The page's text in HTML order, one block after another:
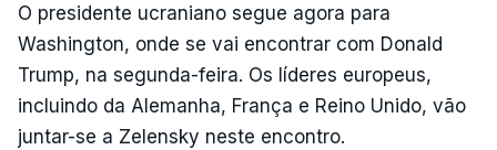
O presidente ucraniano segue agora para
Washington, onde se vai encontrar com Donald
Trump, na segunda-feira. Os líderes europeus,
incluindo da Alemanha, França e Reino Unido, vão
juntar-se a Zelensky neste encontro.